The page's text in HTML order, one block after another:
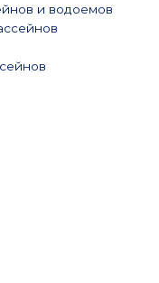
и водоемов